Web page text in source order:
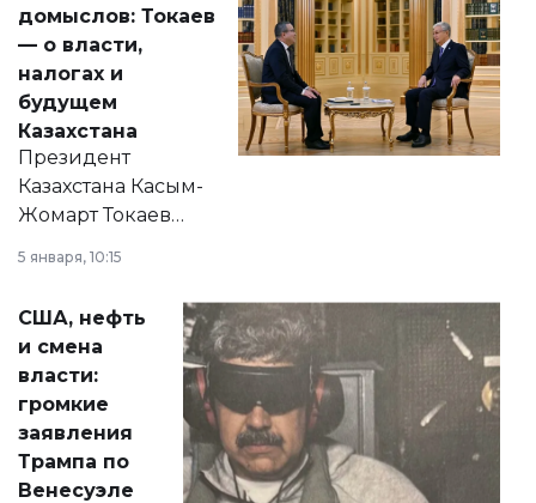
домыслов: Токаев
— о власти,
налогах и
будущем
Казахстана
Президент
Казахстана Касым-
Жомарт Токаев
сразу несколько
актуальных тем —
от слухов о
политических
реформах до
вопросов армии,
экономики и
личного здоровья.
5 января, 10:15
США, нефть
и смена
власти:
громкие
заявления
Трампа по
Венесуэле